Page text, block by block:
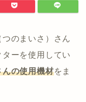
のまいさ）さん
ーを使用してい
んの使用機材をま